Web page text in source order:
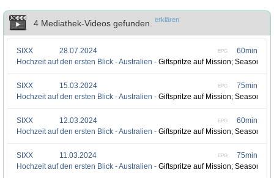
4 Mediathek-Videos gefunden. erklären
60min
EPG
SIXX
28.07.2024
Hochzeit auf den ersten Blick - Australien - Giftspritze auf Mission; Season 8
75min
EPG
SIXX
15.03.2024
Hochzeit auf den ersten Blick - Australien - Giftspritze auf Mission; Season 8
60min
EPG
SIXX
12.03.2024
Hochzeit auf den ersten Blick - Australien - Giftspritze auf Mission; Season 8
75min
EPG
SIXX
11.03.2024
Hochzeit auf den ersten Blick - Australien - Giftspritze auf Mission; Season 8